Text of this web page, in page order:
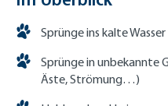
Sprünge ins kalte
Sprünge in unbekannte
Äste, Strömung…)